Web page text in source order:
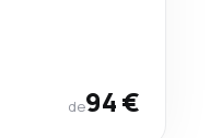
de94 €